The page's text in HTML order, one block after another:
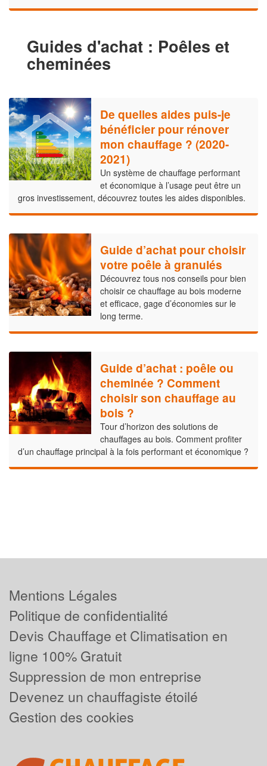
Guides d'achat : Poêles et
cheminées
De quelles aides puis-je
bénéficier pour rénover
mon chauffage ? (2020-
2021)
Un système de chauffage performant
et économique à l’usage peut être un
gros investissement, découvrez toutes les aides disponibles.
Guide d’achat pour choisir
votre poêle à granulés
Découvrez tous nos conseils pour bien
choisir ce chauffage au bois moderne
et efficace, gage d’économies sur le
long terme.
Guide d’achat : poêle ou
cheminée ? Comment
choisir son chauffage au
bois ?
Tour d’horizon des solutions de
chauffages au bois. Comment profiter
d’un chauffage principal à la fois performant et économique ?
Mentions Légales
Politique de confidentialité
Devis Chauffage et Climatisation en
ligne 100% Gratuit
Suppression de mon entreprise
Devenez un chauffagiste étoilé
Gestion des cookies